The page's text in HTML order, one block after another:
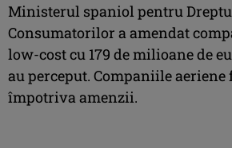
Ministerul spaniol pentru
Consumatorilor a amendat
low-cost cu 179 de milioane de
au perceput. Companiile aeriene
împotriva amenzii.